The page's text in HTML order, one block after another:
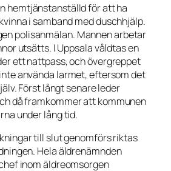
hemtjänstanställd för att ha
i samband med duschhjälp.
polisanmälan. Mannen arbetar
utsätts. I Uppsala våldtas en
ett nattpass, och övergreppet
använda larmet, eftersom det
Först långt senare leder
då framkommer att kommunen
under lång tid.
till slut genomförs riktas
Hela äldrenämnden
inom äldreomsorgen